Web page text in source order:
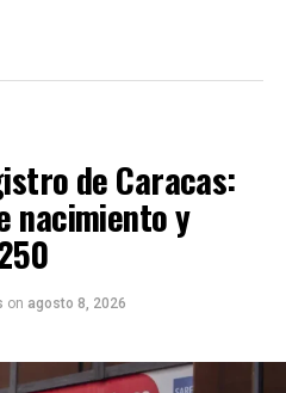
de Caracas:
nacimiento y
on agosto 8, 2026